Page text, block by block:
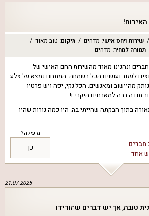
שירות ויחס אישי: מדהים מיקום: טוב מאוד
תמורה למחיר: מדהים
ונהנינו מאוד מהשירות החם האישי של
לעזור ועושים הכל בשמחה. המתחם נמצא על צלע
מהיישוב ומאנשים. הכל נקי, יפה ויש פרטיו
תודה רבה למארחים היקרים!
בתוך הבקתה שהייתי בה. היו כמה נורות שהיו
חברים
אחד
מועילה?
כן
21.07.2025
טובה, אך יש דברים שהורידו